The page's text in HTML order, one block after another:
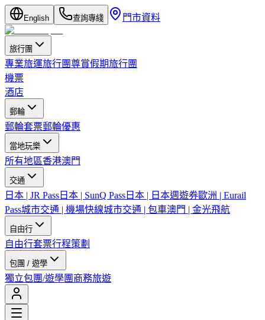
English 查詢專綫 門市資料
旅行團
專業旅運旅行團尊賞假期旅行團
機票
酒店
郵輪
郵輪套票郵輪優惠
當地玩樂
所有地區香港澳門
交通
日本 | JR Pass 日本 | SunQ Pass 日本 | 日本週遊券歐洲 | Eurail
Pass城市交通 | 機場快線城市交通 | 包車澳門 | 金光飛航
自由行
自由行套票行程策劃
包團 / 遊學
獨立包團/遊學團 商務旅遊